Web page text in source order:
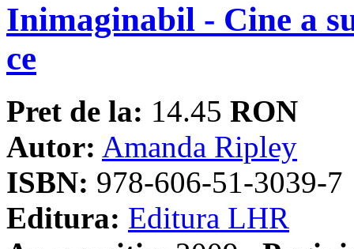
Inimaginabil - Cine a
ce
Pret de la: 14.45 RON
Autor: Amanda Ripley
ISBN: 978-606-51-3039-7
Editura: Editura LHR